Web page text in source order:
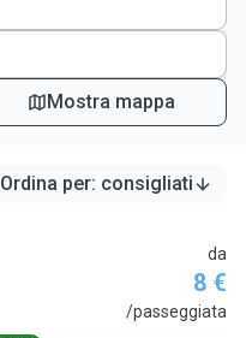
Mostra mappa
Ordina per: consigliati
da
8 €
/passeggiata